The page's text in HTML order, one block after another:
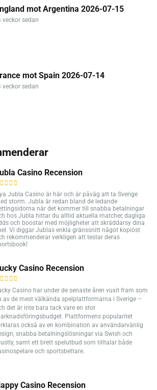
mot Argentina 2026-07-15
veckor sedan
mot Spain 2026-07-14
veckor sedan
Casino Recension
Jubla Casino är här och är påväg att ta Sverige
storm. Jubla är redan bland de ledande
när det kommer till snabba betalningar
hos Jubla hittar du alltid aktuella matcher, dagliga
och boostar med möjligheter att skräddarsy dina
Vi diggar Jublas enkla gränssnitt något kopiöst
rekommenderar verkligen att testar deras
Casino Recension
Casino har under de senaste åren vuxit fram som
av de mest välkända spelplattformarna i Sverige –
det är inte bara tack vare en stor
Plattformens popularitet
också av en kombination av användarvänlig
snabba betalningslösningar via Swish och
samt ett brett spelutbud som tilltalar både
och sportsbettare.
Casino Recension